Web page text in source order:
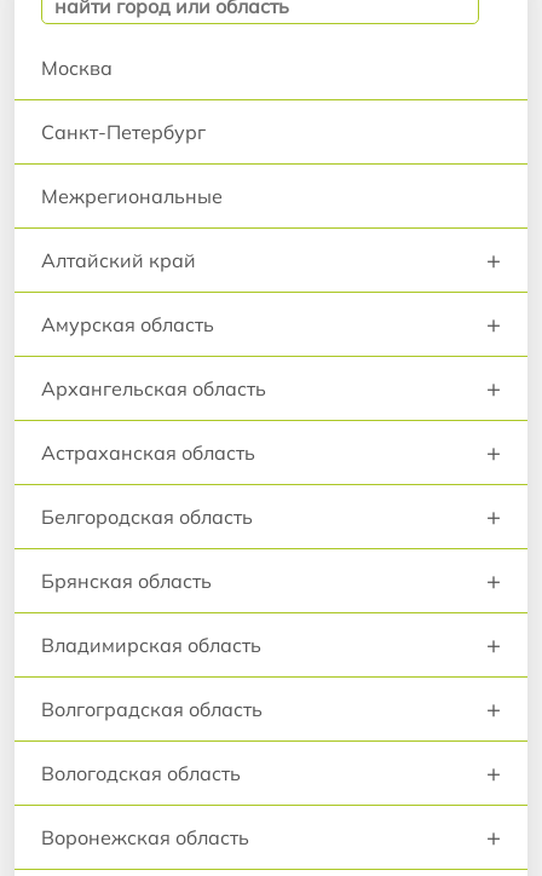
Москва
Санкт-Петербург
Межрегиональные
Алтайский край +
Амурская область +
Архангельская область +
Астраханская область +
Белгородская область +
Брянская область +
Владимирская область +
Волгоградская область +
Вологодская область +
Воронежская область +